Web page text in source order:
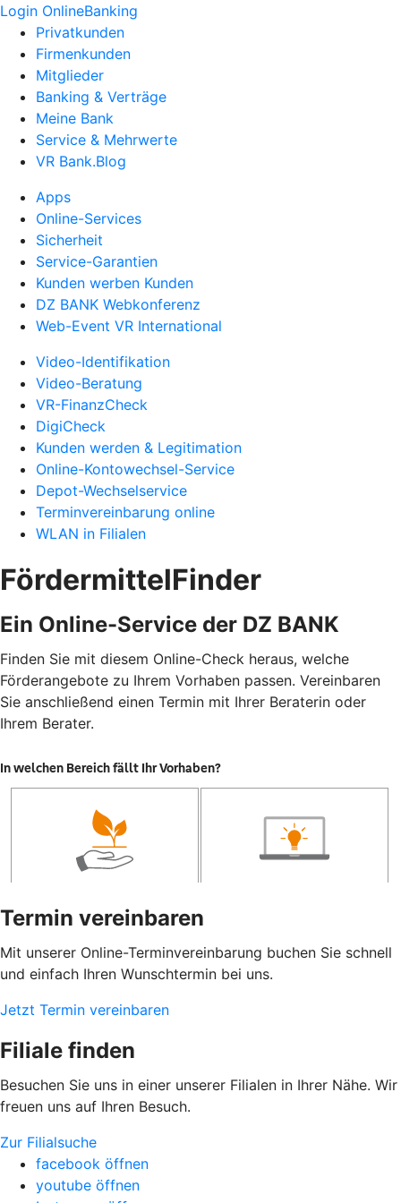
Login OnlineBanking
Privatkunden
Firmenkunden
Mitglieder
Banking & Verträge
Meine Bank
Service & Mehrwerte
VR Bank.Blog
Apps
Online-Services
Sicherheit
Service-Garantien
Kunden werben Kunden
DZ BANK Webkonferenz
Web-Event VR International
Video-Identifikation
Video-Beratung
VR-FinanzCheck
DigiCheck
Kunden werden & Legitimation
Online-Kontowechsel-Service
Depot-Wechselservice
Terminvereinbarung online
WLAN in Filialen
FördermittelFinder
Ein Online-Service der DZ BANK
Finden Sie mit diesem Online-Check heraus, welche
Förderangebote zu Ihrem Vorhaben passen. Vereinbaren
Sie anschließend einen Termin mit Ihrer Beraterin oder
Ihrem Berater.
Termin vereinbaren
Mit unserer Online-Terminvereinbarung buchen Sie schnell
und einfach Ihren Wunschtermin bei uns.
Jetzt Termin vereinbaren
Filiale finden
Besuchen Sie uns in einer unserer Filialen in Ihrer Nähe. Wir
freuen uns auf Ihren Besuch.
Zur Filialsuche
facebook öffnen
youtube öffnen